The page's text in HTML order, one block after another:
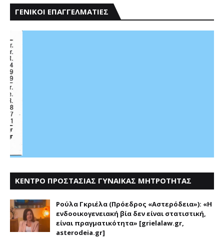
ΓΕΝΙΚΟΙ ΕΠΑΓΓΕΛΜΑΤΙΕΣ
ΚΕΝΤΡΟ ΠΡΟΣΤΑΣΙΑΣ ΓΥΝΑΙΚΑΣ ΜΗΤΡΟΤΗΤΑΣ
Ρούλα Γκριέλα (Πρόεδρος «Αστερόδεια»): «Η
ενδοοικογενειακή βία δεν είναι στατιστική,
είναι πραγματικότητα» [grielalaw.gr,
asterodeia.gr]